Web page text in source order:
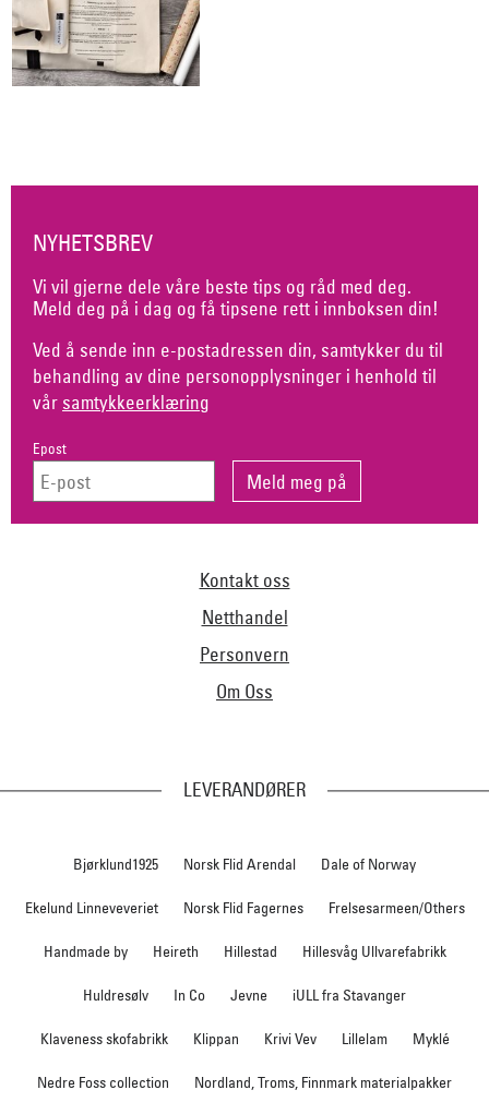
NYHETSBREV
Vi vil gjerne dele våre beste tips og råd med deg.
Meld deg på i dag og få tipsene rett i innboksen din!
Ved å sende inn e-postadressen din, samtykker du til
behandling av dine personopplysninger i henhold til
vår samtykkeerklæring
Epost
Kontakt oss
Netthandel
Personvern
Om Oss
LEVERANDØRER
Bjørklund1925 Norsk Flid Arendal Dale of Norway
Ekelund Linneveveriet Norsk Flid Fagernes Frelsesarmeen/Others
Handmade by Heireth Hillestad Hillesvåg Ullvarefabrikk
Huldresølv In Co Jevne iULL fra Stavanger
Klaveness skofabrikk Klippan Krivi Vev Lillelam Myklé
Nedre Foss collection Nordland, Troms, Finnmark materialpakker